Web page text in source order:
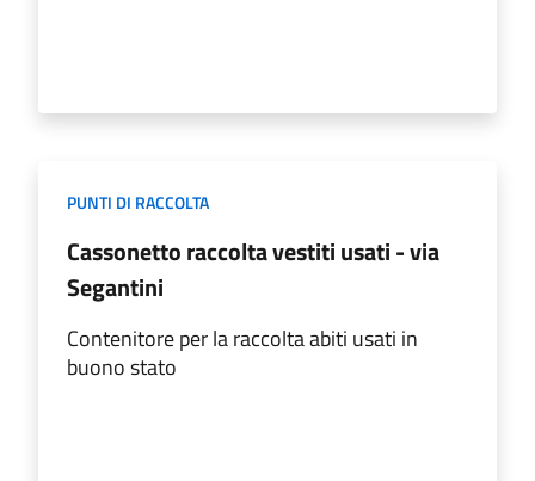
PUNTI DI RACCOLTA
Cassonetto raccolta vestiti usati - via
Segantini
Contenitore per la raccolta abiti usati in
buono stato